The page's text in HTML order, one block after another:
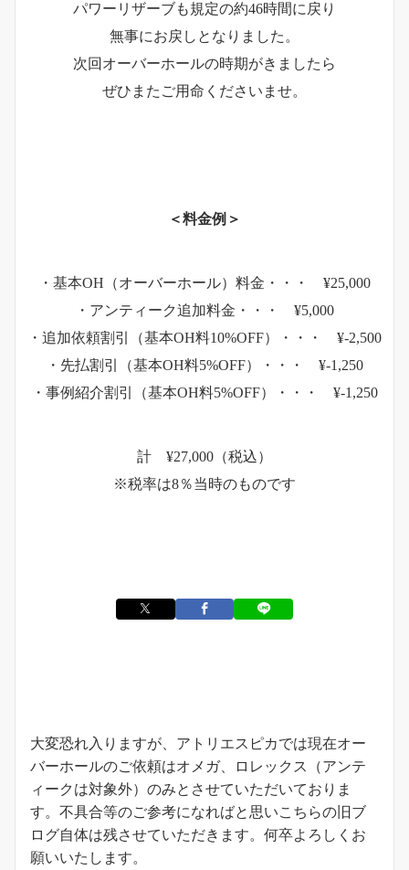
パワーリザーブも規定の約46時間に戻り
無事にお戻しとなりました。
次回オーバーホールの時期がきましたら
ぜひまたご用命くださいませ。
＜料金例＞
・基本OH（オーバーホール）料金・・・ ¥25,000
・アンティーク追加料金・・・ ¥5,000
・追加依頼割引（基本OH料10%OFF）・・・ ¥-2,500
・先払割引（基本OH料5%OFF）・・・ ¥-1,250
・事例紹介割引（基本OH料5%OFF）・・・ ¥-1,250
計 ¥27,000（税込）
※税率は8％当時のものです
大変恐れ入りますが、アトリエスピカでは現在オー
バーホールのご依頼はオメガ、ロレックス（アンテ
ィークは対象外）のみとさせていただいておりま
す。不具合等のご参考になればと思いこちらの旧ブ
ログ自体は残させていただきます。何卒よろしくお
願いいたします。